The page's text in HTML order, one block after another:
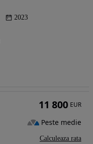
2023
11 800 EUR
Peste medie
Calculeaza rata